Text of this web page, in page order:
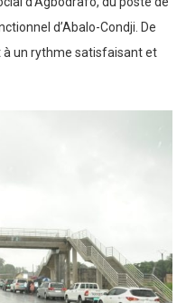
d’Abalo-Condji. De
à un rythme satisfaisant et